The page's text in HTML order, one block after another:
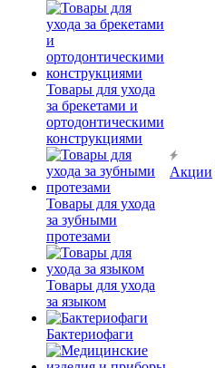
Товары для ухода
за брекетами и
ортодонтическими
конструкциями
Товары для ухода
за зубными
протезами
Товары для ухода
за языком
Бактериофаги
Акции